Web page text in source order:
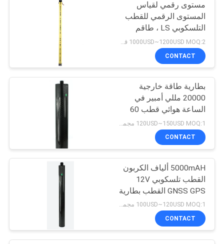
عمود تلسكوبي من
ألياف الكربون
11
طاقم التسوية
التلسكوبي
53
46
مستوى رقمي لقياس
المستوى الرقمي للقطب
التلسكوبي LS ، طاقم
التسوية ذو الرمز الشريطي
، أصفر
CONTACT
بطارية طاقة خارجية
20000 مللي أمبير في
الساعة هوائي قطب 60
مللي متر من ألياف
الكربون القطب التمديد
CONTACT
5000mAH ألياف الكربون
القطب تلسكوبي 12V
GNSS GPS القطب بطارية
الطاقة
100USD~120USD MOQ:1 مجموعة
CONTACT